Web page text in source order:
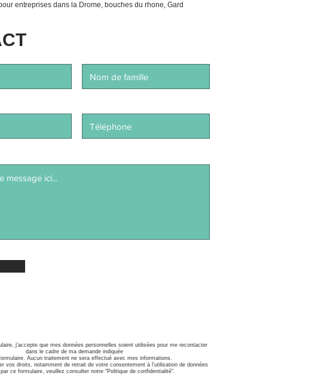
entreprises dans la Drome, bouches du rhone, Gard
j'accepte que mes données personnelles soient utilisées pour me recontacter
dans le cadre de ma demande indiquée
Aucun traitement ne sera effectué avec mes informations.
vos droits, notamment de retrait de votre consentement à l'utilisation de données
ce formulaire, veuillez consulter notre "Politique de confidentialité".